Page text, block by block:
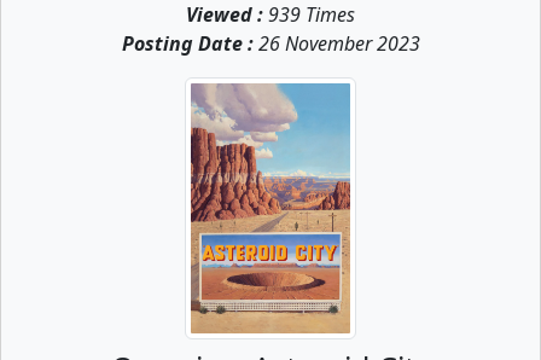
Viewed :939 Times
Posting Date :26 November 2023